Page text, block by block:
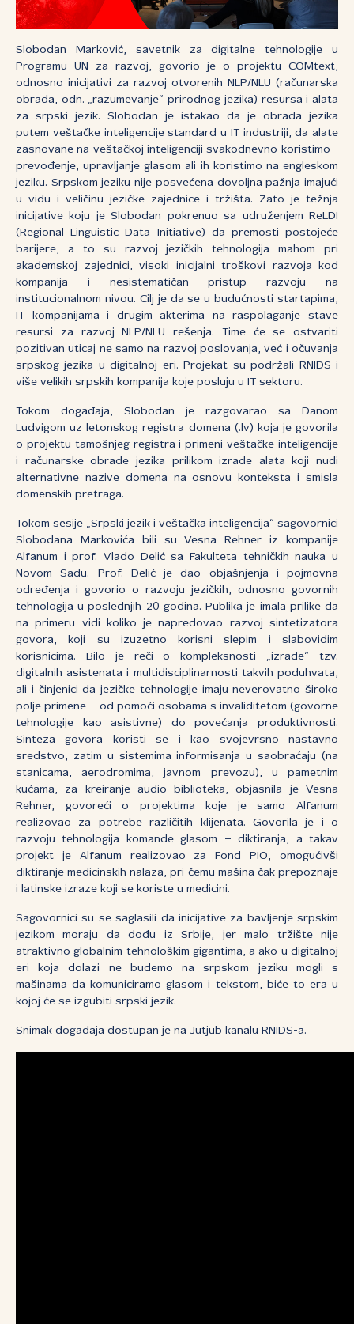
Slobodan Marković, savetnik za digitalne tehnologije u
Programu UN za razvoj, govorio je o projektu COMtext,
odnosno inicijativi za razvoj otvorenih NLP/NLU (računarska
obrada, odn. „razumevanje“ prirodnog jezika) resursa i alata
za srpski jezik. Slobodan je istakao da je obrada jezika
putem veštačke inteligencije standard u IT industriji, da alate
zasnovane na veštačkoj inteligenciji svakodnevno koristimo -
prevođenje, upravljanje glasom ali ih koristimo na engleskom
jeziku. Srpskom jeziku nije posvećena dovoljna pažnja imajući
u vidu i veličinu jezičke zajednice i tržišta. Zato je težnja
inicijative koju je Slobodan pokrenuo sa udruženjem ReLDI
(Regional Linguistic Data Initiative) da premosti postojeće
barijere, a to su razvoj jezičkih tehnologija mahom pri
akademskoj zajednici, visoki inicijalni troškovi razvoja kod
kompanija i nesistematičan pristup razvoju na
institucionalnom nivou. Cilj je da se u budućnosti startapima,
IT kompanijama i drugim akterima na raspolaganje stave
resursi za razvoj NLP/NLU rešenja. Time će se ostvariti
pozitivan uticaj ne samo na razvoj poslovanja, već i očuvanja
srpskog jezika u digitalnoj eri. Projekat su podržali RNIDS i
više velikih srpskih kompanija koje posluju u IT sektoru.
Tokom događaja, Slobodan je razgovarao sa Danom
Ludvigom uz letonskog registra domena (.lv) koja je govorila
o projektu tamošnjeg registra i primeni veštačke inteligencije
i računarske obrade jezika prilikom izrade alata koji nudi
alternativne nazive domena na osnovu konteksta i smisla
domenskih pretraga.
Tokom sesije „Srpski jezik i veštačka inteligencija“ sagovornici
Slobodana Markovića bili su Vesna Rehner iz kompanije
Alfanum i prof. Vlado Delić sa Fakulteta tehničkih nauka u
Novom Sadu. Prof. Delić je dao objašnjenja i pojmovna
određenja i govorio o razvoju jezičkih, odnosno govornih
tehnologija u poslednjih 20 godina. Publika je imala prilike da
na primeru vidi koliko je napredovao razvoj sintetizatora
govora, koji su izuzetno korisni slepim i slabovidim
korisnicima. Bilo je reči o kompleksnosti „izrade“ tzv.
digitalnih asistenata i multidisciplinarnosti takvih poduhvata,
ali i činjenici da jezičke tehnologije imaju neverovatno široko
polje primene – od pomoći osobama s invaliditetom (govorne
tehnologije kao asistivne) do povećanja produktivnosti.
Sinteza govora koristi se i kao svojevrsno nastavno
sredstvo, zatim u sistemima informisanja u saobraćaju (na
stanicama, aerodromima, javnom prevozu), u pametnim
kućama, za kreiranje audio biblioteka, objasnila je Vesna
Rehner, govoreći o projektima koje je samo Alfanum
realizovao za potrebe različitih klijenata. Govorila je i o
razvoju tehnologija komande glasom – diktiranja, a takav
projekt je Alfanum realizovao za Fond PIO, omogućivši
diktiranje medicinskih nalaza, pri čemu mašina čak prepoznaje
i latinske izraze koji se koriste u medicini.
Sagovornici su se saglasili da inicijative za bavljenje srpskim
jezikom moraju da dođu iz Srbije, jer malo tržište nije
atraktivno globalnim tehnološkim gigantima, a ako u digitalnoj
eri koja dolazi ne budemo na srpskom jeziku mogli s
mašinama da komuniciramo glasom i tekstom, biće to era u
kojoj će se izgubiti srpski jezik.
Snimak događaja dostupan je na Jutjub kanalu RNIDS-a.